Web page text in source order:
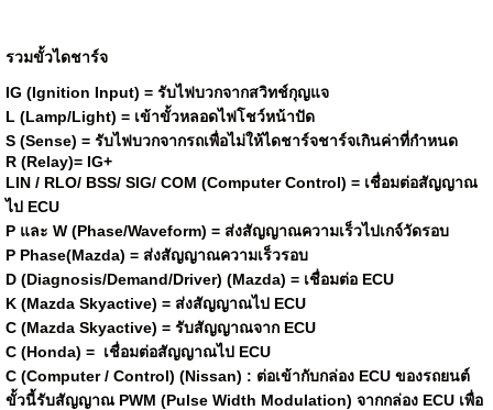
รวมขั้วไดชาร์จ
IG (Ignition Input) = รับไฟบวกจากสวิทช์กุญแจ
L (Lamp/Light) =เข้าขั้วหลอดไฟโชว์หน้าปัด
S (Sense) = รับไฟบวกจากรถเพื่อไม่ให้ไดชาร์จชาร์จเกินค่าที่กำหนด
R (Relay)= IG+
LIN / RLO/ BSS/ SIG/ COM (Computer Control) = เชื่อมต่อสัญญาณ
ไป ECU
P และ W (Phase/Waveform) = ส่งสัญญาณความเร็วไปเกจ์วัดรอบ
P Phase(Mazda) = ส่งสัญญาณความเร็วรอบ
D (Diagnosis/Demand/Driver) (Mazda) = เชื่อมต่อ ECU
K (Mazda Skyactive) = ส่งสัญญาณไป ECU
C (Mazda Skyactive) = รับสัญญาณจาก ECU
C (Honda) = เชื่อมต่อสัญญาณไป ECU
C (Computer / Control) (Nissan) : ต่อเข้ากับกล่อง ECU ของรถยนต์
ขั้วนี้รับสัญญาณ PWM (Pulse Width Modulation) จากกล่อง ECU เพื่อ